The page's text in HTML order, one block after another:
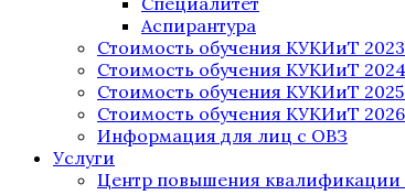
Аспирантура
Стоимость обучения КУКИиТ
Стоимость обучения КУКИиТ
Стоимость обучения КУКИиТ
Стоимость обучения КУКИиТ
Информация для лиц с ОВЗ
Услуги
Центр повышения квалификации